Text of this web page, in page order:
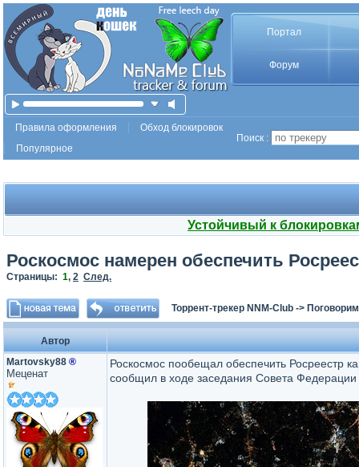
Портал
Форум
Правила оформления
Обход блокировок
Популярное
Поиск :
Устойчивый к
Роскосмос намерен обеспечить
Страницы: 1, 2 След.
Торрент-трекер NNM-Club -> Поговорим
Автор
Martovsky88 ®
Меценат
Роскосмос пообещал обеспечить Росреестр
сообщил в ходе заседания Совета